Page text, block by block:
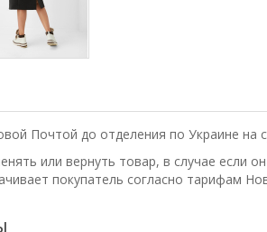
Почтой до отделения по Украине на
или вернуть товар, в случае если
покупатель согласно тарифам